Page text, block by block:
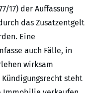
17) der Auffassung
das Zusatzentgelt
Eine
auch Fälle, in
wirksam
steht